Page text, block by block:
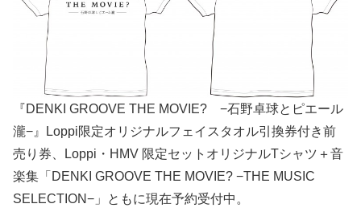
『DENKI GROOVE THE MOVIE? −石野卓球とピエール
瀧−』Loppi限定オリジナルフェイスタオル引換券付き前
売り券、Loppi・HMV 限定セットオリジナルTシャツ＋音
楽集「DENKI GROOVE THE MOVIE? −THE MUSIC
SELECTION−」ともに現在予約受付中。